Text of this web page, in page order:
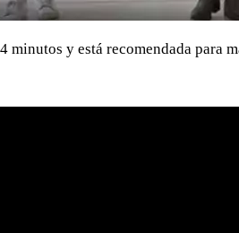
minutos y está recomendada para